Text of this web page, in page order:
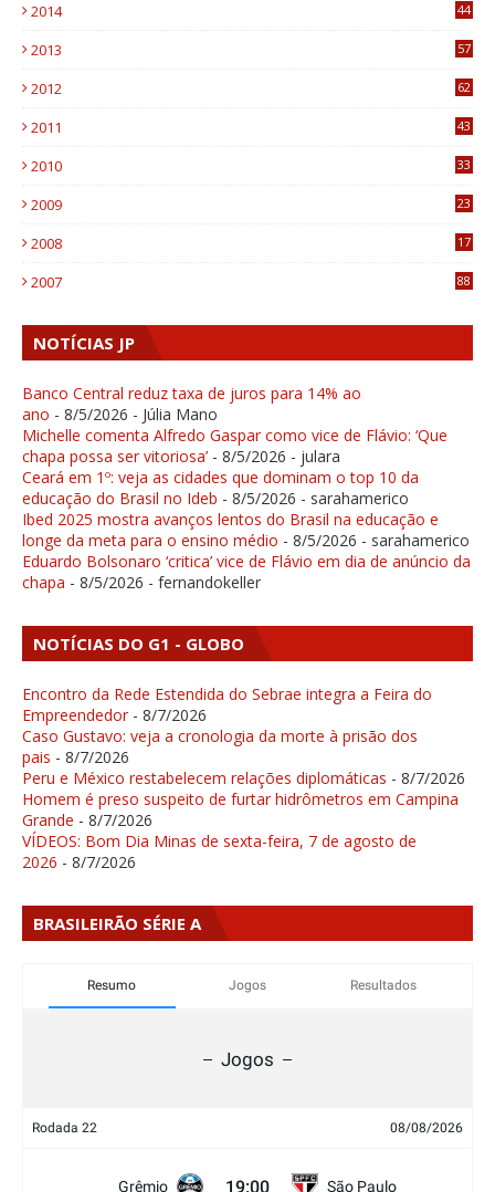
2014
44
2013
57
2012
62
2011
43
2010
33
2009
23
2008
17
2007 88
NOTÍCIAS JP
Banco Central reduz taxa de juros para 14% ao
ano - 8/5/2026 - Júlia Mano
Michelle comenta Alfredo Gaspar como vice de Flávio: ‘Que
chapa possa ser vitoriosa’ - 8/5/2026 - julara
Ceará em 1º: veja as cidades que dominam o top 10 da
educação do Brasil no Ideb - 8/5/2026 - sarahamerico
Ibed 2025 mostra avanços lentos do Brasil na educação e
longe da meta para o ensino médio - 8/5/2026 - sarahamerico
Eduardo Bolsonaro ‘critica’ vice de Flávio em dia de anúncio da
chapa - 8/5/2026 - fernandokeller
NOTÍCIAS DO G1 - GLOBO
Encontro da Rede Estendida do Sebrae integra a Feira do
Empreendedor - 8/7/2026
Caso Gustavo: veja a cronologia da morte à prisão dos
pais - 8/7/2026
Peru e México restabelecem relações diplomáticas - 8/7/2026
Homem é preso suspeito de furtar hidrômetros em Campina
Grande - 8/7/2026
VÍDEOS: Bom Dia Minas de sexta-feira, 7 de agosto de
2026 - 8/7/2026
BRASILEIRÃO SÉRIE A
Resumo Jogos Resultados
Jogos
Rodada 22 08/08/2026
Grêmio 19:00 São Paulo